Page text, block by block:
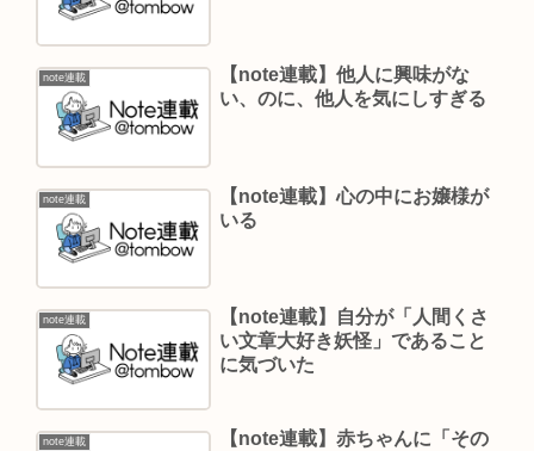
note連載
【note連載】他人に興味がな
い、のに、他人を気にしすぎる
note連載
【note連載】心の中にお嬢様が
いる
note連載
【note連載】自分が「人間くさ
い文章大好き妖怪」であること
に気づいた
note連載
【note連載】赤ちゃんに「その